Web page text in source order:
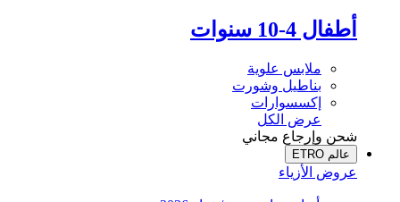
أطفال 4-10 سنوات
ملابس علوية
بناطيل وشورت
إكسسوارات
عرض الكل
شحن وإرجاع مجاني
عالم ETRO
عروض الأزياء